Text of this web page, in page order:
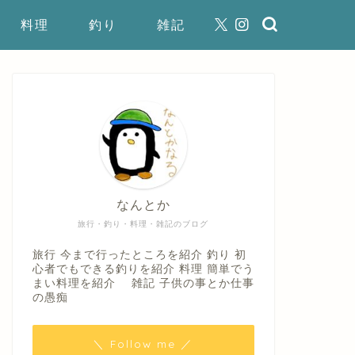
料理 釣り 雑記
旅行・釣り・料理・雑記のブログ
なんとか
旅行 今まで行ったところを紹介 釣り 初
心者でもできる釣りを紹介 料理 簡単でう
まい料理を紹介 雑記 子供の事とか仕事
の愚痴
＼ Follow me ／